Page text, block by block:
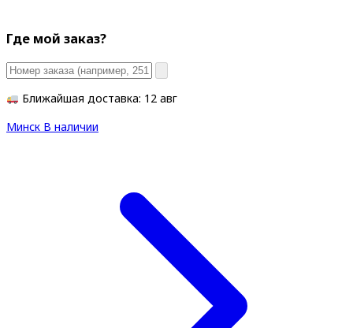
Где мой заказ?
Ближайшая доставка: 12 авг
Минск В наличии